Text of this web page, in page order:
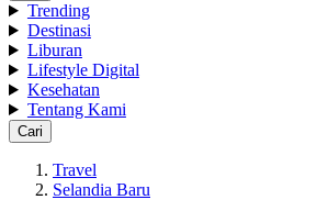
Trending
Destinasi
Liburan
Lifestyle Digital
Kesehatan
Tentang Kami
Cari
Travel
Selandia Baru